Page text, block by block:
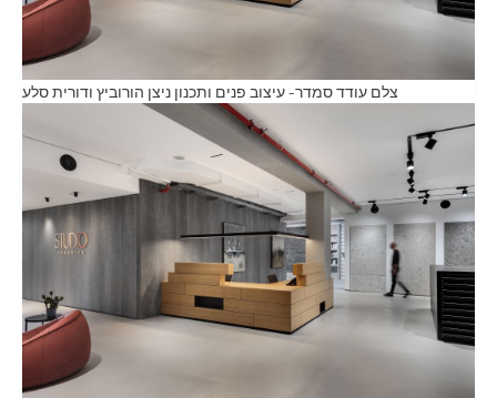
צלם עודד סמדר- עיצוב פנים ותכנון ניצן הורוביץ ודורית סלע